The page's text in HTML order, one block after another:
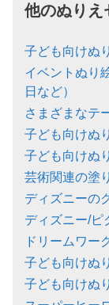
他のぬりえ
子ども向けぬ
イベントぬり
日など）
さまざまなテ
子ども向けぬ
子ども向けぬ
芸術関連の塗
ディズニーの
ディズニー/ピ
ドリームワー
子ども向けぬ
子ども向けぬ